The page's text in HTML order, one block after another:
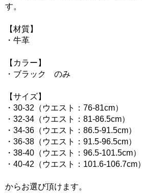
す。
【材質】
・牛革
【カラー】
・ブラック のみ
【サイズ】
・30-32（ウエスト：76-81cm）
・32-34（ウエスト：81-86.5cm）
・34-36（ウエスト：86.5-91.5cm）
・36-38（ウエスト：91.5-96.5cm）
・38-40（ウエスト：96.5-101.5cm）
・40-42（ウエスト：101.6-106.7cm）
からお選び頂けます。